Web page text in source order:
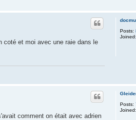
Posts:
Joined:
coté et moi avec une raie dans le
Posts:
Joined:
comment on était avec adrien